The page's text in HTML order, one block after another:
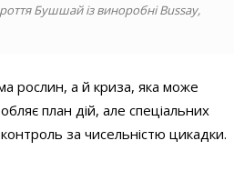
Бушшай із виноробні Bussay,
рослин, а й криза, яка може
план дій, але спеціальних
за чисельністю цикадки.